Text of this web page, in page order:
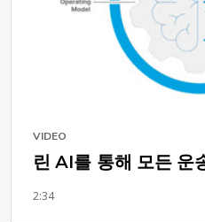
VIDEO
린 AI를 통해 모든 운
2:34